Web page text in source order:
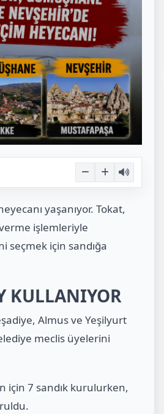
yaşanıyor. Tokat,
işlemleriyle
seçmek için sandığa
KULLANIYOR
Almus ve Yeşilyurt
meclis üyelerini
için 7 sandık kurulurken,